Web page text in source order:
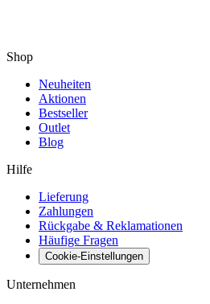
Shop
Neuheiten
Aktionen
Bestseller
Outlet
Blog
Hilfe
Lieferung
Zahlungen
Rückgabe & Reklamationen
Häufige Fragen
Cookie-Einstellungen
Unternehmen